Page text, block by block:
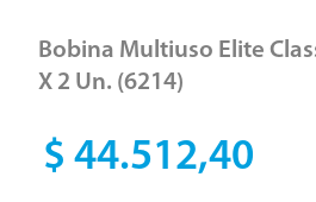
Bobina Multiuso Elite
X 2 Un. (6214)
$ 44.512,40